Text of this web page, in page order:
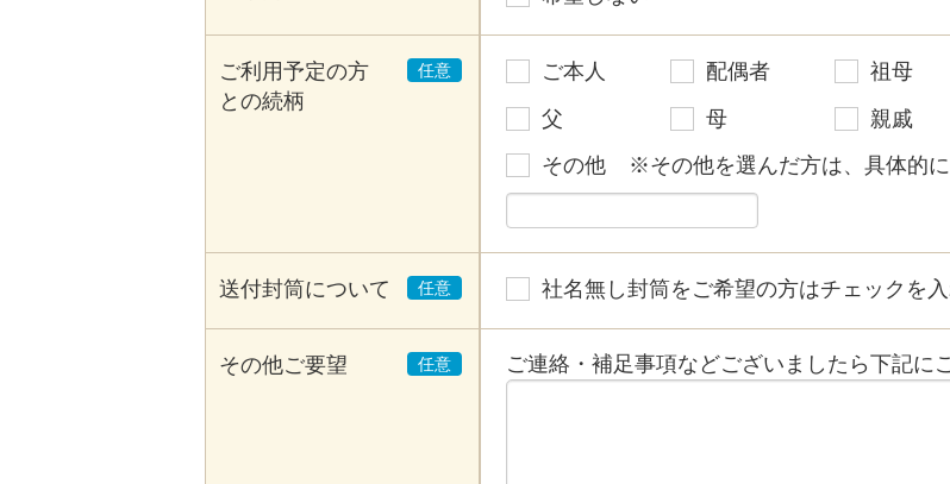
ご利用予定の方
との続柄
ご本人 配偶者 祖母
父
母 親戚
その他
※その他を選んだ方は、具体的
送付封筒について 社名無し封筒をご希望の方はチェックを入
その他ご要望 ご連絡・補足事項などございましたら下記に